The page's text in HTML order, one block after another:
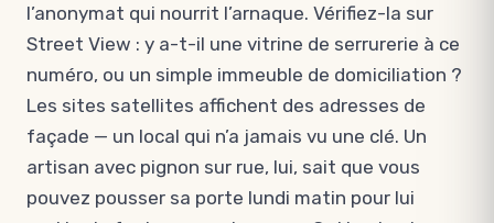
l’anonymat qui nourrit l’arnaque. Vérifiez-la sur
Street View : y a-t-il une vitrine de serrurerie à ce
numéro, ou un simple immeuble de domiciliation ?
Les sites satellites affichent des adresses de
façade — un local qui n’a jamais vu une clé. Un
artisan avec pignon sur rue, lui, sait que vous
pouvez pousser sa porte lundi matin pour lui